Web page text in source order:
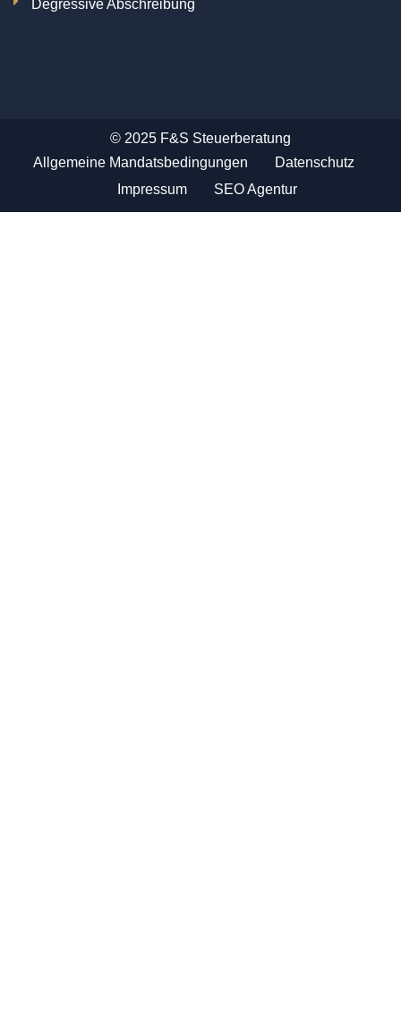
Degressive Abschreibung
© 2025 F&S Steuerberatung
Allgemeine Mandatsbedingungen
Datenschutz
Impressum
SEO Agentur